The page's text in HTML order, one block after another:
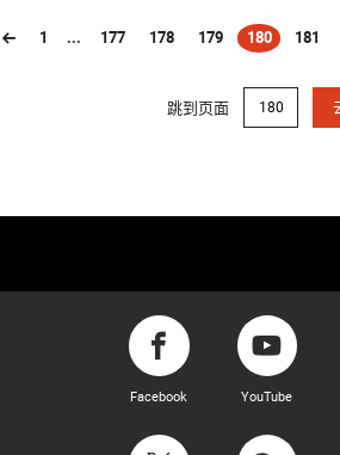
1 ... 177 178 179 180
(current)181
跳到页面
Facebook YouTube